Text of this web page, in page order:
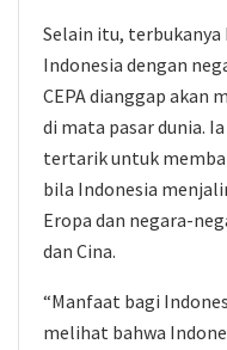
Selain itu, terbukanya
Indonesia dengan
CEPA dianggap akan
di mata pasar dunia.
tertarik untuk
bila Indonesia
Eropa dan negara-
dan Cina.
“Manfaat bagi
melihat bahwa